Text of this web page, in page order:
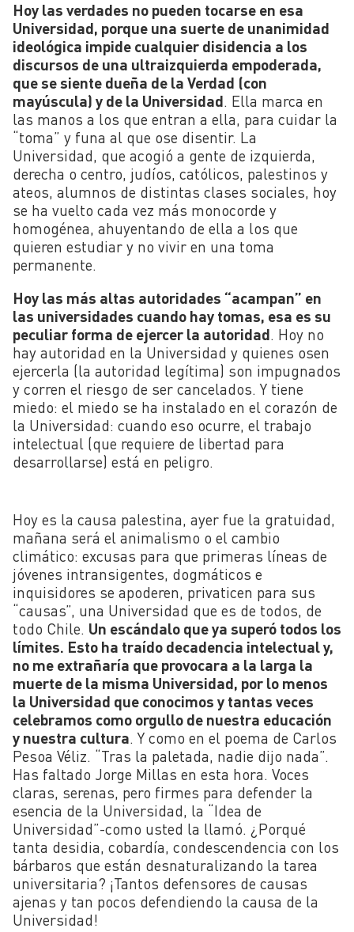
Hoy las verdades no pueden tocarse en esa
Universidad, porque una suerte de unanimidad
ideológica impide cualquier disidencia a los
discursos de una ultraizquierda empoderada,
que se siente dueña de la Verdad (con
mayúscula) y de la Universidad. Ella marca en
las manos a los que entran a ella, para cuidar la
“toma” y funa al que ose disentir. La
Universidad, que acogió a gente de izquierda,
derecha o centro, judíos, católicos, palestinos y
ateos, alumnos de distintas clases sociales, hoy
se ha vuelto cada vez más monocorde y
homogénea, ahuyentando de ella a los que
quieren estudiar y no vivir en una toma
permanente.
Hoy las más altas autoridades “acampan” en
las universidades cuando hay tomas, esa es su
peculiar forma de ejercer la autoridad. Hoy no
hay autoridad en la Universidad y quienes osen
ejercerla (la autoridad legítima) son impugnados
y corren el riesgo de ser cancelados. Y tiene
miedo: el miedo se ha instalado en el corazón de
la Universidad: cuando eso ocurre, el trabajo
intelectual (que requiere de libertad para
desarrollarse) está en peligro.
Hoy es la causa palestina, ayer fue la gratuidad,
mañana será el animalismo o el cambio
climático: excusas para que primeras líneas de
jóvenes intransigentes, dogmáticos e
inquisidores se apoderen, privaticen para sus
“causas”, una Universidad que es de todos, de
todo Chile. Un escándalo que ya superó todos los
límites. Esto ha traído decadencia intelectual y,
no me extrañaría que provocara a la larga la
muerte de la misma Universidad, por lo menos
la Universidad que conocimos y tantas veces
celebramos como orgullo de nuestra educación
y nuestra cultura. Y como en el poema de Carlos
Pesoa Véliz. “Tras la paletada, nadie dijo nada”.
Has faltado Jorge Millas en esta hora. Voces
claras, serenas, pero firmes para defender la
esencia de la Universidad, la “Idea de
Universidad”-como usted la llamó. ¿Porqué
tanta desidia, cobardía, condescendencia con los
bárbaros que están desnaturalizando la tarea
universitaria? ¡Tantos defensores de causas
ajenas y tan pocos defendiendo la causa de la
Universidad!